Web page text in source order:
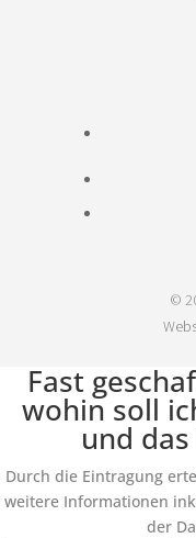
©
Fast
wohin soll
und das
Durch die Eintragung
weitere Informationen
der